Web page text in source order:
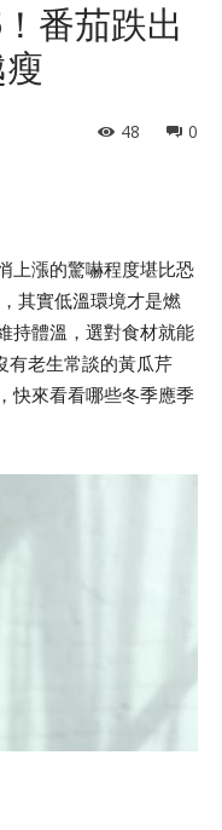
番茄跌出
0
48
上漲的驚嚇程度堪比恐
其實低溫環境才是燃
體溫，選對食材就能
有老生常談的黃瓜芹
快來看看哪些冬季應季